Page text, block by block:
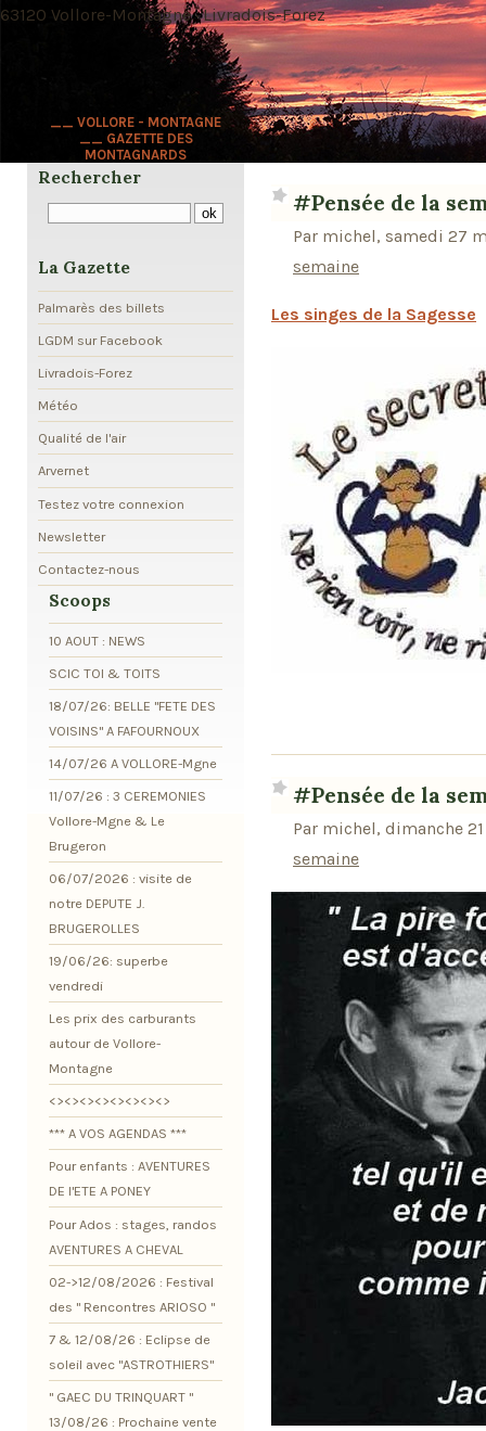
__ VOLLORE - MONTAGNE
__ GAZETTE DES
MONTAGNARDS
63120 Vollore-Montagne · Livradois-Forez
#Pensée de la
Par michel, samedi 27
semaine
Les singes de la Sagesse
#Pensée de la
Par michel, dimanche
semaine
Rechercher
La Gazette
Palmarès des billets
LGDM sur Facebook
Livradois-Forez
Météo
Qualité de l'air
Arvernet
Testez votre connexion
Newsletter
Contactez-nous
Scoops
10 AOUT : NEWS
SCIC TOI & TOITS
18/07/26: BELLE "FETE DES
VOISINS" A FAFOURNOUX
14/07/26 A VOLLORE-Mgne
11/07/26 : 3 CEREMONIES
Vollore-Mgne & Le
Brugeron
06/07/2026 : visite de
notre DEPUTE J.
BRUGEROLLES
19/06/26: superbe
vendredi
Les prix des carburants
autour de Vollore-
Montagne
<><><><><><><><>
*** A VOS AGENDAS ***
Pour enfants : AVENTURES
DE l'ETE A PONEY
Pour Ados : stages, randos
AVENTURES A CHEVAL
02->12/08/2026 : Festival
des " Rencontres ARIOSO "
7 & 12/08/26 : Eclipse de
soleil avec "ASTROTHIERS"
" GAEC DU TRINQUART "
13/08/26 : Prochaine vente